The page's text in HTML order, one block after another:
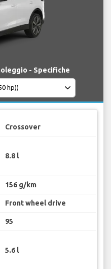
- Specifiche
Crossover
8.8 l
156 g/km
Front wheel drive
95
5.6 l